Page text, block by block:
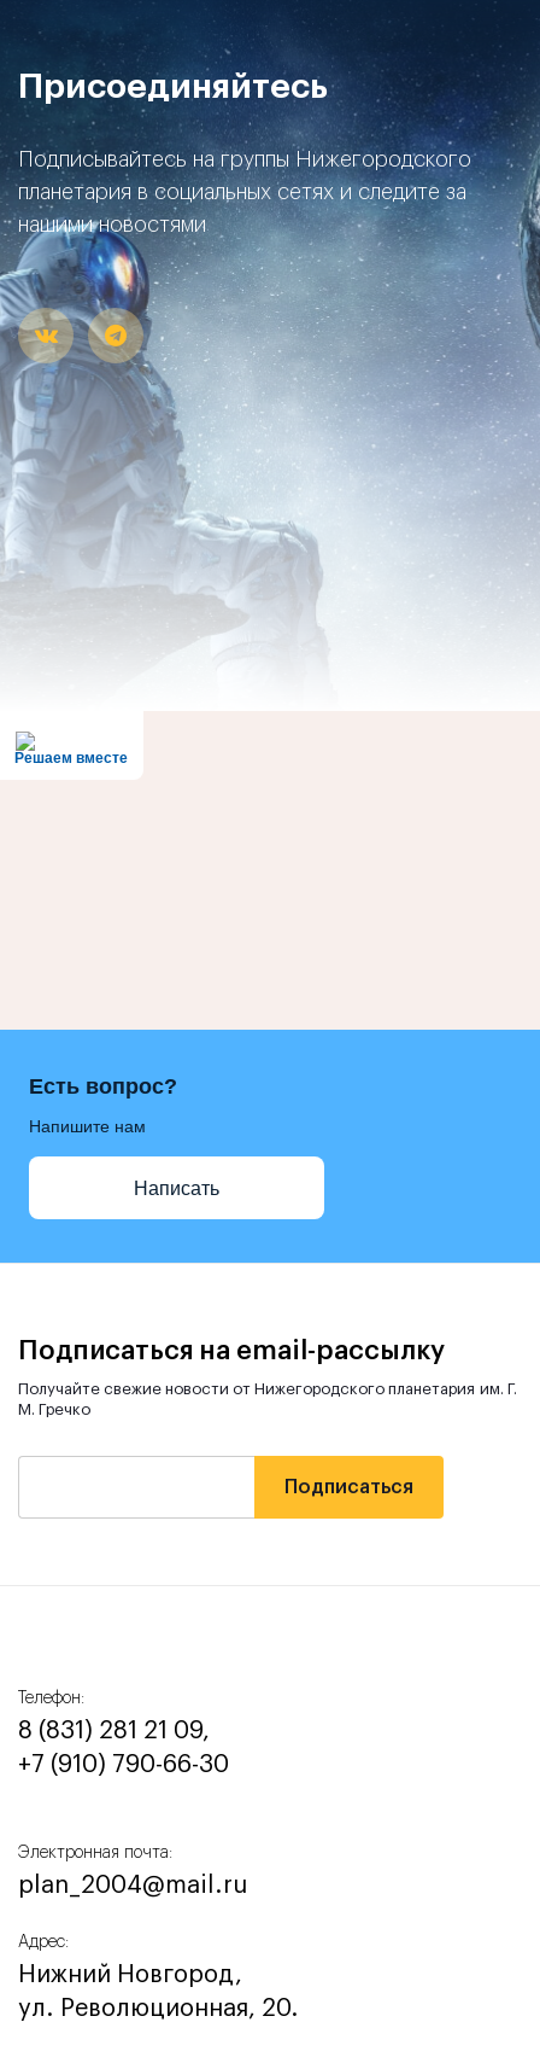
Присоединяйтесь
Подписывайтесь на группы Нижегородского
планетария в социальных сетях и следите за
нашими новостями
Решаем вместе
Есть вопрос?
Напишите нам
Написать
Подписаться на email-рассылку
Получайте свежие новости от Нижегородского планетария им. Г.
М. Гречко
Телефон:
8 (831) 281 21 09,
+7 (910) 790-66-30‬
Электронная почта:
plan_2004@mail.ru
Адрес:
Нижний Новгород,
ул. Революционная, 20.